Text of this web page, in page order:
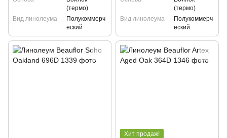
(термо)
Вид линолеума
Полукоммерч
еский
(термо)
Вид линолеума
Полукоммерч
еский
Хит продаж!